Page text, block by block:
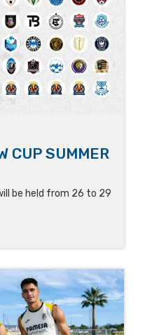
CUP SUMMER
be held from 26 to 29